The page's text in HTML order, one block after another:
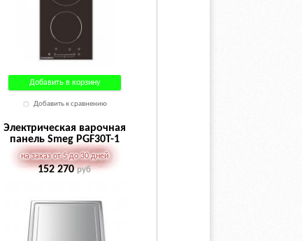
Добавить в корзину
Добавить к сравнению
Электрическая варочная
панель Smeg PGF30T-1
на заказ от 5 до 30 дней
152 270руб